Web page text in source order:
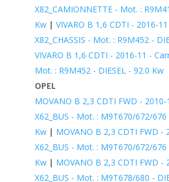
X82_CAMIONNETTE - Mot. :
Kw| VIVARO B 1,6 CDTI - 2016-
X82_CHASSIS - Mot. : R9M452 -
VIVARO B 1,6 CDTI - 2016-11 -
Mot. : R9M452 - DIESEL - 92.0 Kw
OPEL
MOVANO B 2,3 CDTI FWD - 2010-
X62_BUS - Mot. : M9T670/672/676
Kw| MOVANO B 2,3 CDTI FWD -
X62_BUS - Mot. : M9T670/672/676
Kw| MOVANO B 2,3 CDTI FWD -
X62_BUS - Mot. : M9T678/680 -